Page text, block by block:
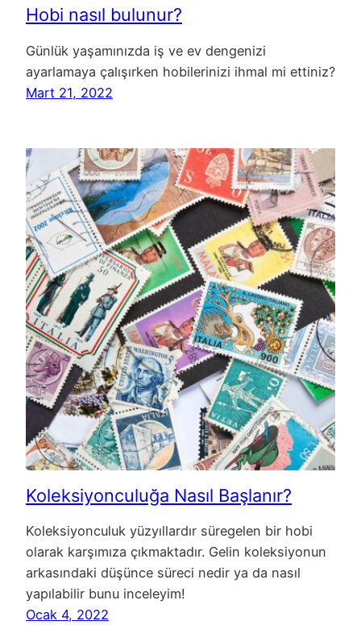
Hobi nasıl bulunur?
Günlük yaşamınızda iş ve ev dengenizi
ayarlamaya çalışırken hobilerinizi ihmal mi ettiniz?
Mart 21, 2022
Koleksiyonculuğa Nasıl Başlanır?
Koleksiyonculuk yüzyıllardır süregelen bir hobi
olarak karşımıza çıkmaktadır. Gelin koleksiyonun
arkasındaki düşünce süreci nedir ya da nasıl
yapılabilir bunu inceleyim!
Ocak 4, 2022